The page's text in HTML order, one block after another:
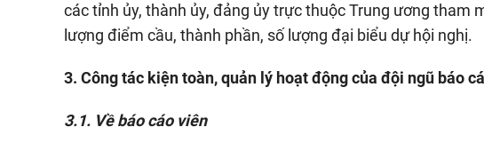
các tỉnh ủy, thành ủy, đảng ủy trực thuộc Trung ương tham
lượng điểm cầu, thành phần, số lượng đại biểu dự hội nghị.
3. Công tác kiện toàn, quản lý hoạt động của đội ngũ báo
3.1. Về báo cáo viên